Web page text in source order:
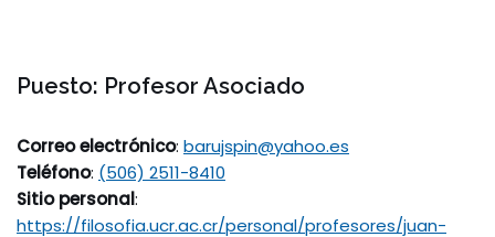
Puesto: Profesor Asociado
Correo electrónico: barujspin@yahoo.es
Teléfono: (506) 2511-8410
Sitio personal:
https://filosofia.ucr.ac.cr/personal/profesores/juan-